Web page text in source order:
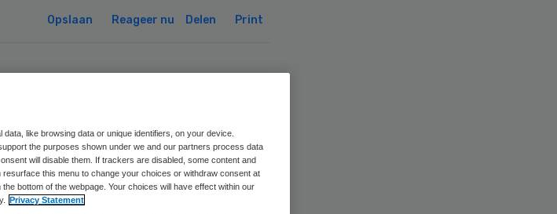
Opslaan Reageer nu Delen Print
tegen
like browsing data or unique identifiers, on your device.
the purposes shown under we and our partners process data
will disable them. If trackers are disabled, some content and
this menu to change your choices or withdraw consent at
bottom of the webpage. Your choices will have effect within our
Privacy Statement